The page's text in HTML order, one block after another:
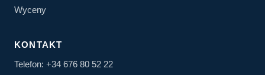
Wyceny
KONTAKT
Telefon: +34 676 80 52 22